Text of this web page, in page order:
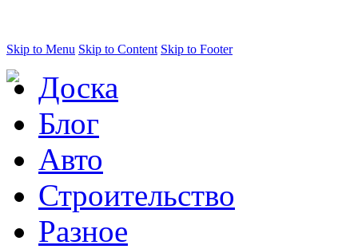
Skip to Menu Skip to Content Skip to Footer
Доска
Блог
Авто
Строительство
Разное